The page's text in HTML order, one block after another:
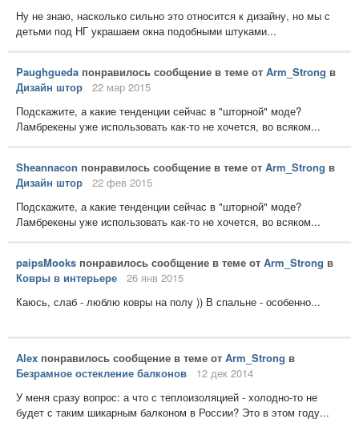
Ну не знаю, насколько сильно это относится к дизайну, но мы с
детьми под НГ украшаем окна подобными штуками...
Paughgueda понравилось сообщение в теме от Arm_Strong в
Дизайн штор
22 мар 2015
Подскажите, а какие тенденции сейчас в "шторной" моде?
Ламбрекены уже использовать как-то не хочется, во всяком...
Sheannacon понравилось сообщение в теме от Arm_Strong в
Дизайн штор
22 фев 2015
Подскажите, а какие тенденции сейчас в "шторной" моде?
Ламбрекены уже использовать как-то не хочется, во всяком...
paipsMooks понравилось сообщение в теме от Arm_Strong в
Ковры в интерьере
26 янв 2015
Каюсь, слаб - люблю ковры на полу )) В спальне - особенно...
Alex понравилось сообщение в теме от Arm_Strong в
Безрамное остекление балконов
12 дек 2014
У меня сразу вопрос: а что с теплоизоляцией - холодно-то не
будет с таким шикарным балконом в России? Это в этом году...